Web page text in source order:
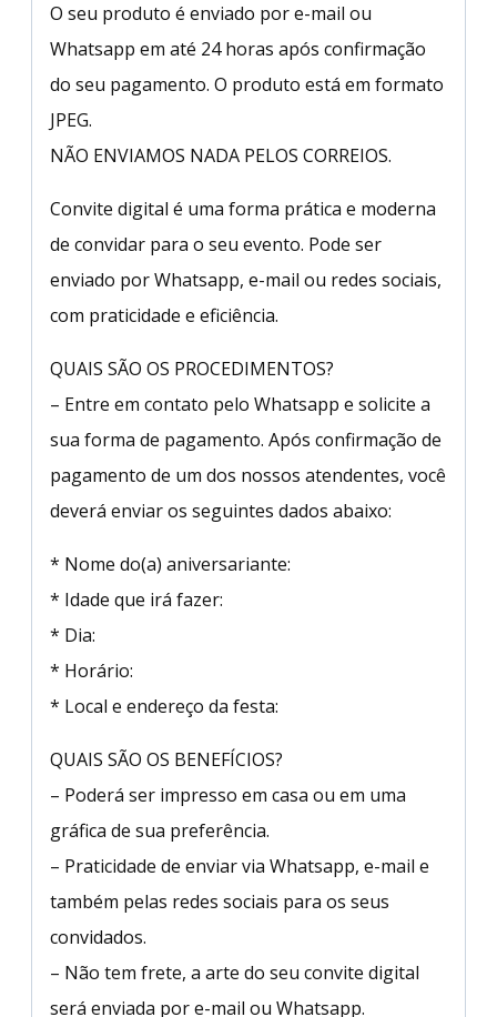
O seu produto é enviado por e-mail ou
Whatsapp em até 24 horas após confirmação
do seu pagamento. O produto está em formato
JPEG.
NÃO ENVIAMOS NADA PELOS CORREIOS.
Convite digital é uma forma prática e moderna
de convidar para o seu evento. Pode ser
enviado por Whatsapp, e-mail ou redes sociais,
com praticidade e eficiência.
QUAIS SÃO OS PROCEDIMENTOS?
– Entre em contato pelo Whatsapp e solicite a
sua forma de pagamento. Após confirmação de
pagamento de um dos nossos atendentes, você
deverá enviar os seguintes dados abaixo:
* Nome do(a) aniversariante:
* Idade que irá fazer:
* Dia:
* Horário:
* Local e endereço da festa:
QUAIS SÃO OS BENEFÍCIOS?
– Poderá ser impresso em casa ou em uma
gráfica de sua preferência.
– Praticidade de enviar via Whatsapp, e-mail e
também pelas redes sociais para os seus
convidados.
– Não tem frete, a arte do seu convite digital
será enviada por e-mail ou Whatsapp.